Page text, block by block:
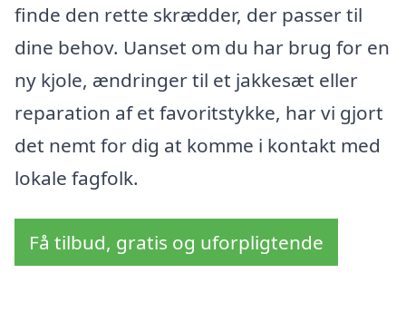
finde den rette skrædder, der passer til
dine behov. Uanset om du har brug for en
ny kjole, ændringer til et jakkesæt eller
reparation af et favoritstykke, har vi gjort
det nemt for dig at komme i kontakt med
lokale fagfolk.
Få tilbud, gratis og uforpligtende